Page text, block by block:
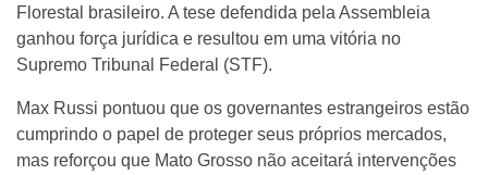
Florestal brasileiro. A tese defendida pela Assembleia
ganhou força jurídica e resultou em uma vitória no
Supremo Tribunal Federal (STF).
Max Russi pontuou que os governantes estrangeiros estão
cumprindo o papel de proteger seus próprios mercados,
mas reforçou que Mato Grosso não aceitará intervenções